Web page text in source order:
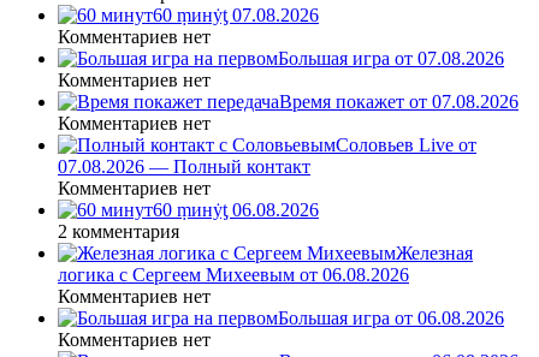
60 ṃинẏƫ 07.08.2026
Комментариев нет
Большая игра от 07.08.2026
Комментариев нет
Время покажет от 07.08.2026
Комментариев нет
Соловьев Live от
07.08.2026 — Полный контакт
Комментариев нет
60 ṃинẏƫ 06.08.2026
2 комментария
Железная
логика с Сергеем Михеевым от 06.08.2026
Комментариев нет
Большая игра от 06.08.2026
Комментариев нет